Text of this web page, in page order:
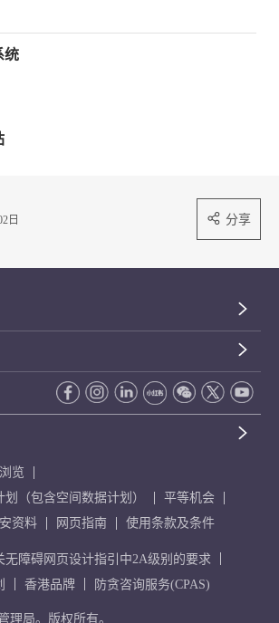
统
日 分享
览
（包含空间数据计划）
平等机会
资料 网页指南 使用条款及条件
无障碍网页设计指引中2A级别的要求
香港品牌 防贪咨询服务(CPAS)
理局。版权所有。